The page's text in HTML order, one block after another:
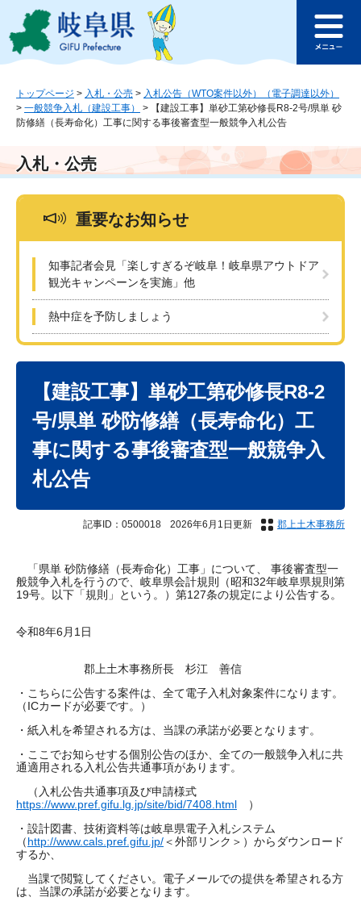
ジ
ュ
本
文
このページの本文へ
ュ
トップページ > 入札・公売 > 入札公告（WTO案件以外）（電子調達以外）
> 一般競争入札（建設工事） >
【建設工事】単砂工第砂修長R8-2号/県単 砂
防修繕（長寿命化）工事に関する事後審査型一般競争入札公告
入札・公売
重要なお知らせ
知事記者会見「楽しすぎるぞ岐阜！岐阜県アウトドア
観光キャンペーンを実施」他
熱中症を予防しましょう
【建設工事】単砂工第砂修長R8-2
号/県単 砂防修繕（長寿命化）工
事に関する事後審査型一般競争入
札公告
記事ID：0500018 2026年6月1日更新 郡上土木事務所
「県単 砂防修繕（長寿命化）工事」について、 事後審査型一
般競争入札を行うので、岐阜県会計規則（昭和32年岐阜県規則第
19号。以下「規則」という。）第127条の規定により公告する。
令和8年6月1日
郡上土木事務所長 杉江 善信
・こちらに公告する案件は、全て電子入札対象案件になります。
（ICカードが必要です。）
・紙入札を希望される方は、当課の承諾が必要となります。
・ここでお知らせする個別公告のほか、全ての一般競争入札に共
通適用される入札公告共通事項があります。
（入札公告共通事項及び申請様式
https://www.pref.gifu.lg.jp/site/bid/7408.html ）
・設計図書、技術資料等は岐阜県電子入札システム
（http://www.cals.pref.gifu.jp/＜外部リンク＞ ）からダウンロード
するか、
当課で閲覧してください。電子メールでの提供を希望される方
は、当課の承諾が必要となります。